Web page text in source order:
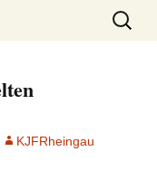
Suchen
nach:
KJFRheingau